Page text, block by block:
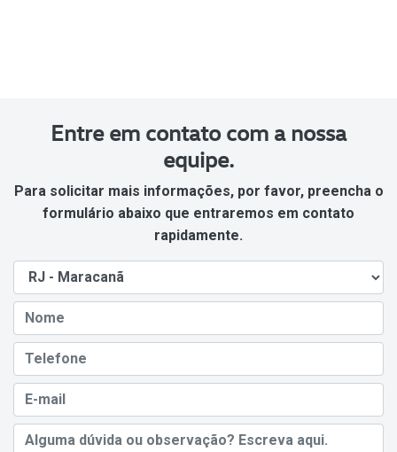
Entre em contato com a nossa
equipe.
Para solicitar mais informações, por favor, preencha o
formulário abaixo que entraremos em contato
rapidamente.